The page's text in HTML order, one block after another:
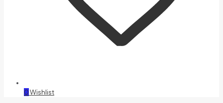
0Wishlist